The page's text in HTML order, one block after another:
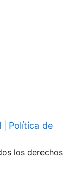
Política de
los derechos